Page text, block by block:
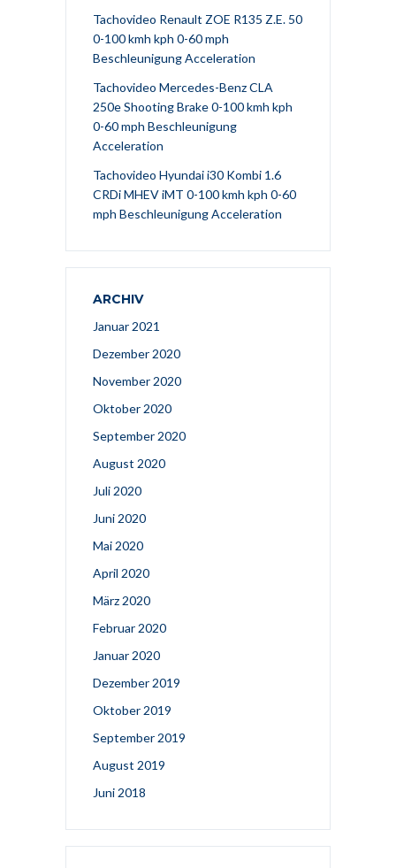
Tachovideo Renault ZOE R135 Z.E. 50
0-100 kmh kph 0-60 mph
Beschleunigung Acceleration
Tachovideo Mercedes-Benz CLA
250e Shooting Brake 0-100 kmh kph
0-60 mph Beschleunigung
Acceleration
Tachovideo Hyundai i30 Kombi 1.6
CRDi MHEV iMT 0-100 kmh kph 0-60
mph Beschleunigung Acceleration
ARCHIV
Januar 2021
Dezember 2020
November 2020
Oktober 2020
September 2020
August 2020
Juli 2020
Juni 2020
Mai 2020
April 2020
März 2020
Februar 2020
Januar 2020
Dezember 2019
Oktober 2019
September 2019
August 2019
Juni 2018